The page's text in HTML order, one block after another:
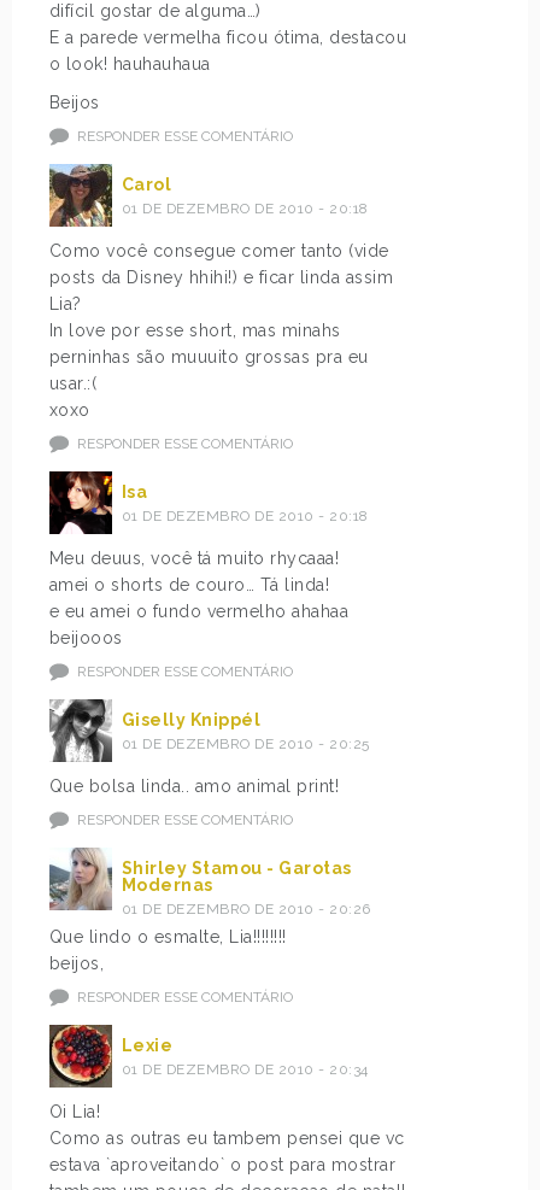
difícil gostar de alguma…)
E a parede vermelha ficou ótima, destacou
o look! hauhauhaua
Beijos
RESPONDER ESSE COMENTÁRIO
Carol
01 DE DEZEMBRO DE 2010 - 20:18
Como você consegue comer tanto (vide
posts da Disney hhihi!) e ficar linda assim
Lia?
In love por esse short, mas minahs
perninhas são muuuito grossas pra eu
usar.:(
xoxo
RESPONDER ESSE COMENTÁRIO
Isa
01 DE DEZEMBRO DE 2010 - 20:18
Meu deuus, você tá muito rhycaaa!
amei o shorts de couro… Tá linda!
e eu amei o fundo vermelho ahahaa
beijooos
RESPONDER ESSE COMENTÁRIO
Giselly Knippél
01 DE DEZEMBRO DE 2010 - 20:25
Que bolsa linda.. amo animal print!
RESPONDER ESSE COMENTÁRIO
Shirley Stamou - Garotas
Modernas
01 DE DEZEMBRO DE 2010 - 20:26
Que lindo o esmalte, Lia!!!!!!!!
beijos,
RESPONDER ESSE COMENTÁRIO
Lexie
01 DE DEZEMBRO DE 2010 - 20:34
Oi Lia!
Como as outras eu tambem pensei que vc
estava `aproveitando` o post para mostrar